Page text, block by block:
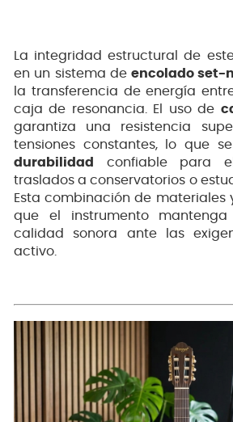
La integridad estructural de
en un sistema deencolado set-
la transferencia de energía
caja de resonancia. El uso de
garantiza una resistencia
tensiones constantes, lo que
durabilidad
confiable para
traslados a conservatorios o
Esta combinación de materiales
que el instrumento
calidad sonora ante las
activo.